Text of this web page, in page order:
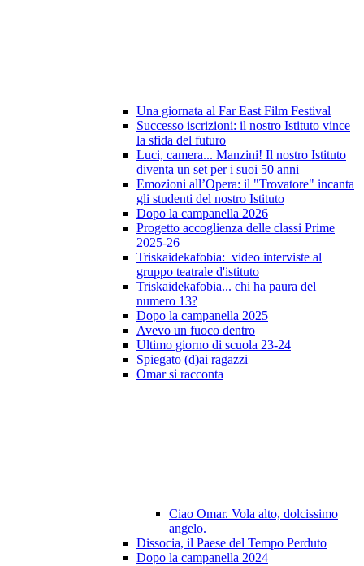
Una giornata al Far East Film Festival
Successo iscrizioni: il nostro Istituto vince
la sfida del futuro
Luci, camera... Manzini! Il nostro Istituto
diventa un set per i suoi 50 anni
Emozioni all’Opera: il "Trovatore" incanta
gli studenti del nostro Istituto
Dopo la campanella 2026
Progetto accoglienza delle classi Prime
2025-26
Triskaidekafobia: video interviste al
gruppo teatrale d'istituto
Triskaidekafobia... chi ha paura del
numero 13?
Dopo la campanella 2025
Avevo un fuoco dentro
Ultimo giorno di scuola 23-24
Spiegato (d)ai ragazzi
Omar si racconta
Ciao Omar. Vola alto, dolcissimo
angelo.
Dissocia, il Paese del Tempo Perduto
Dopo la campanella 2024